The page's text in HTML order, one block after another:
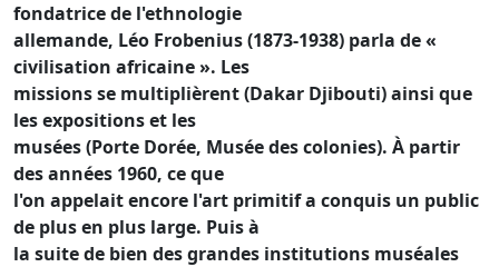
fondatrice de l'ethnologie
allemande, Léo Frobenius (1873-1938) parla de «
civilisation africaine ». Les
missions se multiplièrent (Dakar Djibouti) ainsi que
les expositions et les
musées (Porte Dorée, Musée des colonies). À partir
des années 1960, ce que
l'on appelait encore l'art primitif a conquis un public
de plus en plus large. Puis à
la suite de bien des grandes institutions muséales